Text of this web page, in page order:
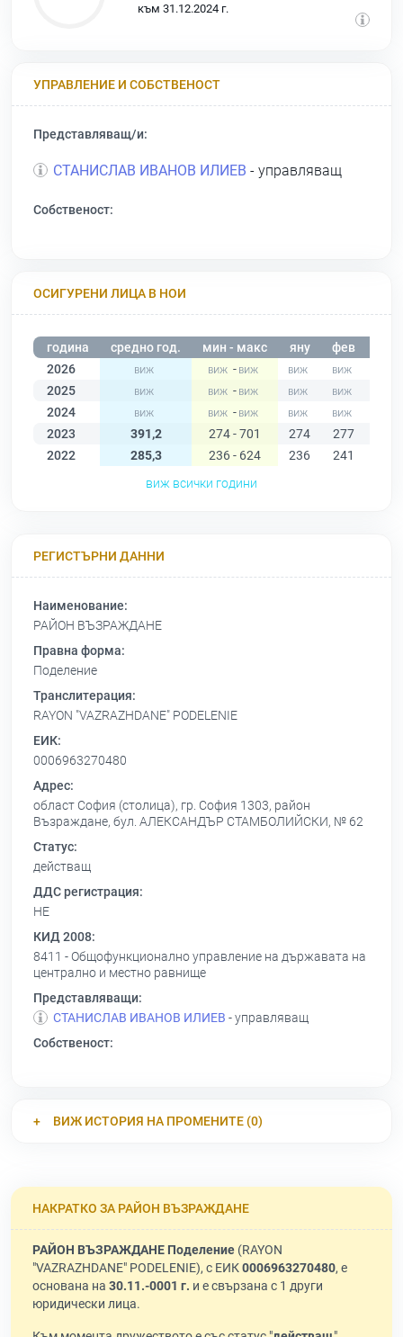
към 31.12.2024 г.
УПРАВЛЕНИЕ И СОБСТВЕНОСТ
Представляващ/и:
СТАНИСЛАВ ИВАНОВ ИЛИЕВ - управляващ
Собственост:
ОСИГУРЕНИ ЛИЦА В НОИ
година средно год. мин - макс яну фев
2026
-
2025
-
2024
-
2023
391,2 274 - 701 274 277
2022
285,3 236 - 624 236 241
виж всички години
РЕГИСТЪРНИ ДАННИ
Наименование:
РАЙОН ВЪЗРАЖДАНЕ
Правна форма:
Поделение
Транслитерация:
RAYON "VAZRAZHDANE" PODELENIE
ЕИК:
0006963270480
Адрес:
област София (столица), гр. София 1303, район
Възраждане, бул. АЛЕКСАНДЪР СТАМБОЛИЙСКИ, № 62
Статус:
действащ
ДДС регистрация:
НЕ
КИД 2008:
8411 - Общофункционално управление на държавата на
централно и местно равнище
Представляващи:
СТАНИСЛАВ ИВАНОВ ИЛИЕВ - управляващ
Собственост:
ВИЖ ИСТОРИЯ НА ПРОМЕНИТЕ (0)
НАКРАТКО ЗА РАЙОН ВЪЗРАЖДАНЕ
РАЙОН ВЪЗРАЖДАНЕ Поделение (RAYON
"VAZRAZHDANE" PODELENIE), с ЕИК0006963270480, е
основана на 30.11.-0001 г. и е свързана с 1 други
юридически лица.